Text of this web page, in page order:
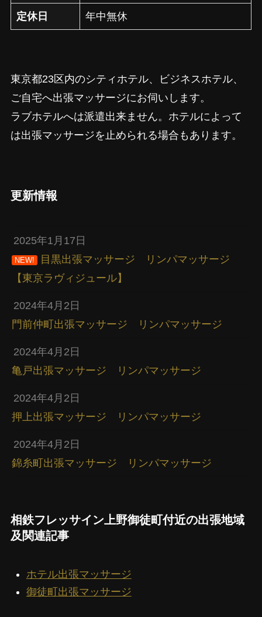
定休日 年中無休
東京都23区内のシティホテル、ビジネスホテル、
ご自宅へ出張マッサージにお伺いします。
ラブホテルへは派遣出来ません。ホテルによって
は出張マッサージを止められる場合もあります。
更新情報
2025年1月17日
NEW! 目黒出張マッサージ リンパマッサージ
【東京ラヴィジュール】
2024年4月2日
門前仲町出張マッサージ リンパマッサージ
2024年4月2日
亀戸出張マッサージ リンパマッサージ
2024年4月2日
押上出張マッサージ リンパマッサージ
2024年4月2日
錦糸町出張マッサージ リンパマッサージ
相鉄フレッサイン上野御徒町付近の出張地域
及関連記事
ホテル出張マッサージ
御徒町出張マッサージ